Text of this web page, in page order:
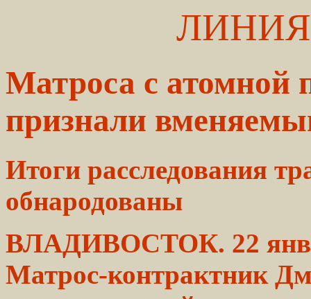
Матроса с атомной
признали
Итоги расследования
обнародованы
ВЛАДИВОСТОК. 22
Матрос-контрактник